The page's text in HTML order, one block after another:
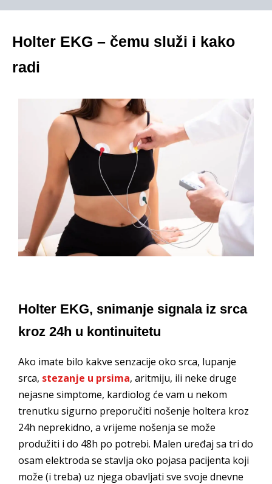
Holter EKG – čemu služi i kako
radi
Holter EKG, snimanje signala iz srca
kroz 24h u kontinuitetu
Ako imate bilo kakve senzacije oko srca, lupanje
srca, stezanje u prsima, aritmiju, ili neke druge
nejasne simptome, kardiolog će vam u nekom
trenutku sigurno preporučiti nošenje holtera kroz
24h neprekidno, a vrijeme nošenja se može
produžiti i do 48h po potrebi. Malen uređaj sa tri do
osam elektroda se stavlja oko pojasa pacijenta koji
može (i treba) uz njega obavljati sve svoje dnevne